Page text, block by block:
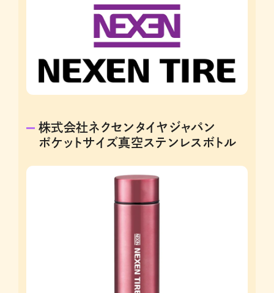
株式会社ネクセンタイヤジャパン
ポケットサイズ真空ステンレスボトル